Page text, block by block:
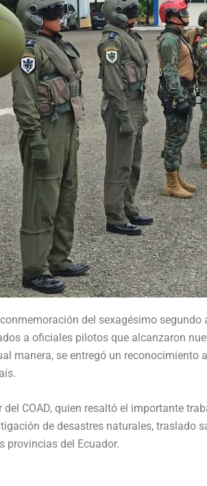
del sexagésimo segundo
a oficiales pilotos que alcanzaron
manera, se entregó un reconocimiento
COAD, quien resaltó el importante
de desastres naturales, traslado
provincias del Ecuador.